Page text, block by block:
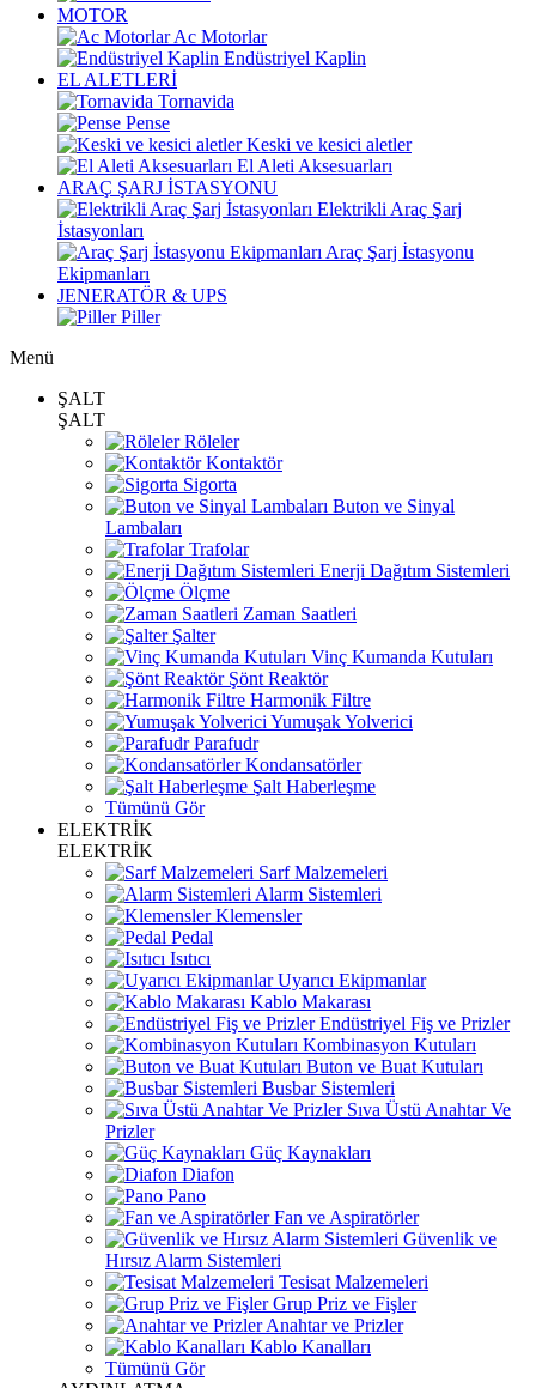
MOTOR
Ac Motorlar
Endüstriyel Kaplin
EL ALETLERİ
Tornavida
Pense
Keski ve kesici aletler
El Aleti Aksesuarları
ARAÇ ŞARJ İSTASYONU
Elektrikli Araç Şarj
İstasyonları
Araç Şarj İstasyonu
Ekipmanları
JENERATÖR & UPS
Piller
Menü
ŞALT
ŞALT
Röleler
Kontaktör
Sigorta
Buton ve Sinyal
Lambaları
Trafolar
Enerji Dağıtım Sistemleri
Ölçme
Zaman Saatleri
Şalter
Vinç Kumanda Kutuları
Şönt Reaktör
Harmonik Filtre
Yumuşak Yolverici
Parafudr
Kondansatörler
Şalt Haberleşme
Tümünü Gör
ELEKTRİK
ELEKTRİK
Sarf Malzemeleri
Alarm Sistemleri
Klemensler
Pedal
Isıtıcı
Uyarıcı Ekipmanlar
Kablo Makarası
Endüstriyel Fiş ve Prizler
Kombinasyon Kutuları
Buton ve Buat Kutuları
Busbar Sistemleri
Sıva Üstü Anahtar Ve
Prizler
Güç Kaynakları
Diafon
Pano
Fan ve Aspiratörler
Güvenlik ve
Hırsız Alarm Sistemleri
Tesisat Malzemeleri
Grup Priz ve Fişler
Anahtar ve Prizler
Kablo Kanalları
Tümünü Gör